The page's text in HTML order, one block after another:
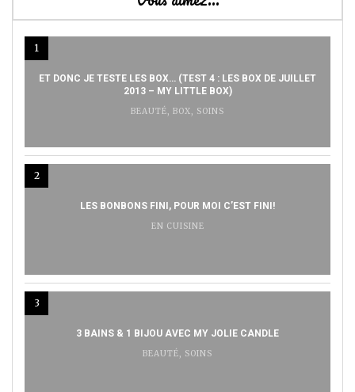
1
ET DONC JE TESTE LES BOX… (TEST 4 : LES BOX DE JUILLET
2013 – MY LITTLE BOX)
BEAUTÉ, BOX, SOINS
2
LES BONBONS FINI, POUR MOI C’EST FINI!
EN CUISINE
3
3 BAINS & 1 BIJOU AVEC MY JOLIE CANDLE
BEAUTÉ, SOINS